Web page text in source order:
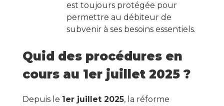
est toujours protégée pour
permettre au débiteur de
subvenir à ses besoins essentiels.
Quid des procédures en
cours au 1er juillet 2025 ?
Depuis le 1er juillet 2025, la réforme